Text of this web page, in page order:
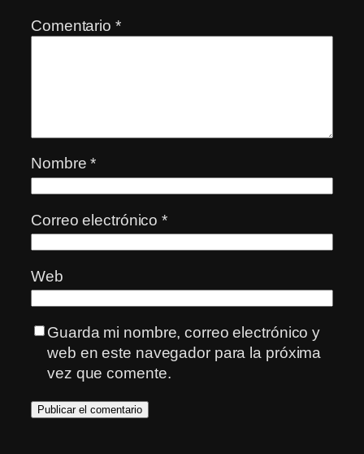
Comentario *
Nombre*
Correo electrónico*
Web
Guarda mi nombre, correo electrónico y
web en este navegador para la próxima
vez que comente.